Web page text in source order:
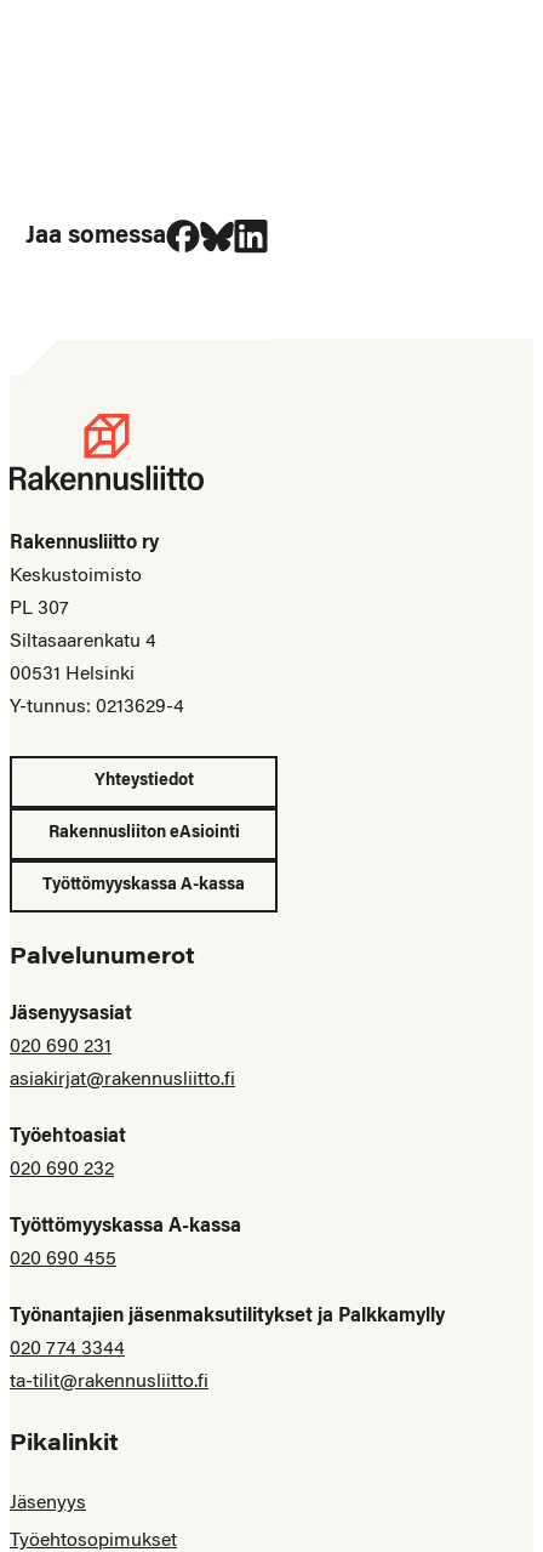
Jaa somessa
Jaa Facebookissa
Jaa Blueskyssa
Jaa LinkedIn:ssä
Rakennusliitto ry
Keskustoimisto
PL 307
Siltasaarenkatu 4
00531 Helsinki
Y-tunnus: 0213629-4
Yhteystiedot
Rakennusliiton eAsiointi
Työttömyyskassa A-kassa
Palvelunumerot
Jäsenyysasiat
020 690 231
asiakirjat@rakennusliitto.fi
Työehtoasiat
020 690 232
Työttömyyskassa A-kassa
020 690 455
Työnantajien jäsenmaksutilitykset ja Palkkamylly
020 774 3344
ta-tilit@rakennusliitto.fi
Pikalinkit
Jäsenyys
Työehtosopimukset